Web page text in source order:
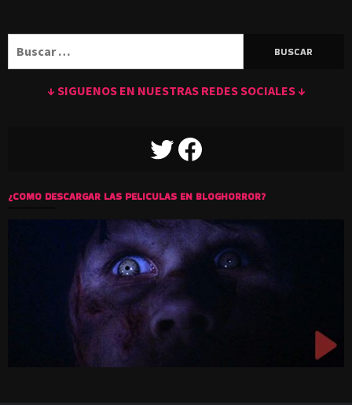
↓ SIGUENOS EN NUESTRAS REDES SOCIALES ↓
TWITTERFACEBOOK
¿COMO DESCARGAR LAS PELICULAS EN BLOGHORROR?